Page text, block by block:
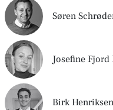
Søren
Josefine Fjord
Birk Henriksen